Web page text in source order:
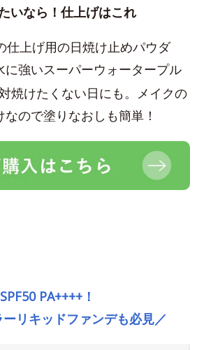
いなら！仕上げはこれ
仕上げ用の日焼け止めパウダ
に強いスーパーウォータープル
焼けたくない日にも。メイクの
ので塗りなおしも簡単！
SPF50 PA++++！
リキッドファンデも必見／